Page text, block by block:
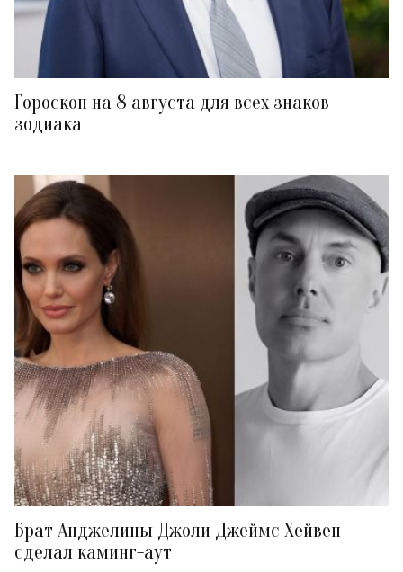
Гороскоп на 8 августа для всех знаков
зодиака
Брат Анджелины Джоли Джеймс Хейвен
сделал каминг-аут